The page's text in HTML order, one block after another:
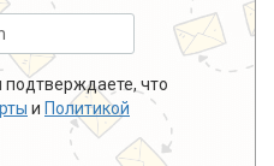
что
и Политикой